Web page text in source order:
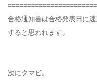
合格通知書は合格発表日に
すると思われます。
次にタマビ。